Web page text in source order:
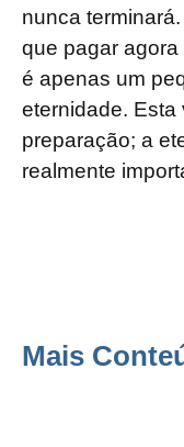
nunca
que pagar
é apenas um
eternidade. Esta
preparação; a
realmente
Mais